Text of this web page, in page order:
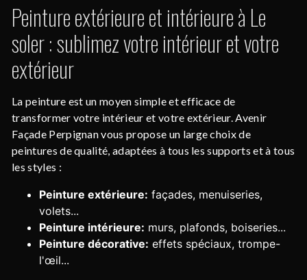
Peinture extérieure et intérieure à Le
soler : sublimez votre intérieur et votre
extérieur
La peinture est un moyen simple et efficace de
transformer votre intérieur et votre extérieur. Avenir
Façade Perpignan vous propose un large choix de
peintures de qualité, adaptées à tous les supports et à tous
les styles :
Peinture extérieure: façades, menuiseries,
volets...
Peinture intérieure: murs, plafonds, boiseries...
Peinture décorative: effets spéciaux, trompe-
l'œil...